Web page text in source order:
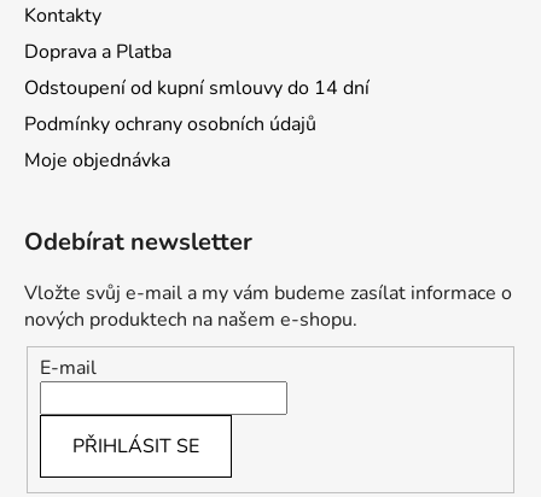
Kontakty
Doprava a Platba
Odstoupení od kupní smlouvy do 14 dní
Podmínky ochrany osobních údajů
Moje objednávka
Odebírat newsletter
Vložte svůj e-mail a my vám budeme zasílat informace o
nových produktech na našem e-shopu.
E-mail
PŘIHLÁSIT SE